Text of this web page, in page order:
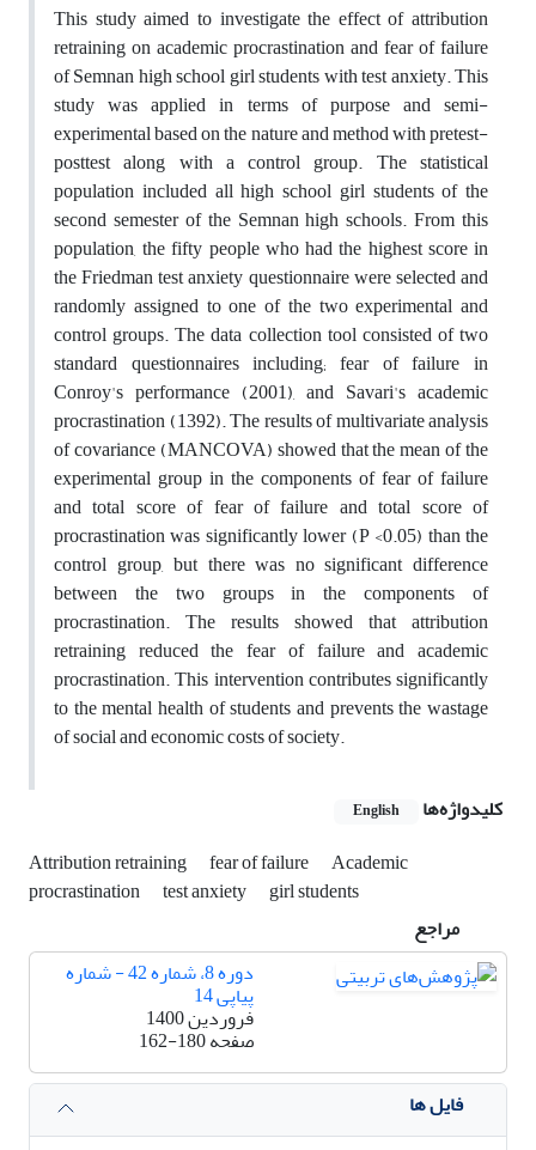
This study aimed to investigate the effect of attribution
retraining on academic procrastination and fear of failure
of Semnan high school girl students with test anxiety. This
study was applied in terms of purpose and semi-
experimental based on the nature and method with pretest-
posttest along with a control group. The statistical
population included all high school girl students of the
second semester of the Semnan high schools. From this
population, the fifty people who had the highest score in
the Friedman test anxiety questionnaire were selected and
randomly assigned to one of the two experimental and
control groups. The data collection tool consisted of two
standard questionnaires including; fear of failure in
Conroy's performance (2001), and Savari's academic
procrastination (1392). The results of multivariate analysis
of covariance (MANCOVA) showed that the mean of the
experimental group in the components of fear of failure
and total score of fear of failure and total score of
procrastination was significantly lower (P <0.05) than the
control group, but there was no significant difference
between the two groups in the components of
procrastination. The results showed that attribution
retraining reduced the fear of failure and academic
procrastination. This intervention contributes significantly
to the mental health of students and prevents the wastage
of social and economic costs of society.
کلیدواژه‌ها
English
Attribution retraining fear of failure
Academic
procrastination
test anxiety
girl students
مراجع
دوره 8، شماره 42 - شماره
پیاپی 14
فروردین 1400
صفحه162-180
فایل ها